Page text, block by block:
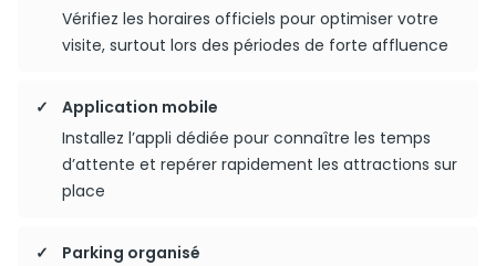
Vérifiez les horaires officiels pour optimiser votre
visite, surtout lors des périodes de forte affluence
Application mobile
Installez l’appli dédiée pour connaître les temps
d’attente et repérer rapidement les attractions sur
place
Parking organisé